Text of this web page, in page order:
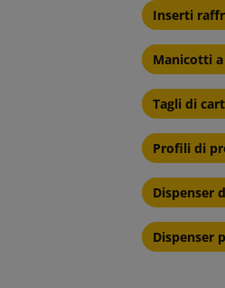
Inserti
Manicotti
Tagli di
Profili di
Dispenser
Dispenser